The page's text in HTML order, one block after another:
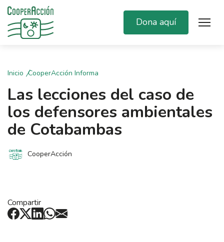
Dona aquí
Inicio CooperAcción Informa
Las lecciones del caso de
los defensores ambientales
de Cotabambas
CooperAcción
Compartir